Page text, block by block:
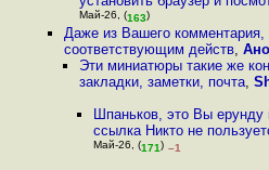
Май-26, (163)
Даже из Вашего
соответствующим действ,
Эти миниатюры такие же
закладки, заметки, почта,
Шпаньков, это Вы ерунду
ссылка Никто не
Май-26, (171) –1